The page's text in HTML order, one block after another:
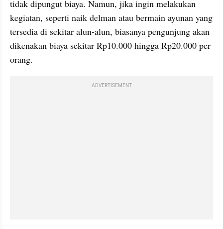
tidak dipungut biaya. Namun, jika ingin melakukan
kegiatan, seperti naik delman atau bermain ayunan yang
tersedia di sekitar alun-alun, biasanya pengunjung akan
dikenakan biaya sekitar Rp10.000 hingga Rp20.000 per
orang.
ADVERTISEMENT